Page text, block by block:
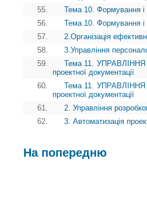
55.
Тема 10. Формування і
56.
Тема 10. Формування і
57.
2.Організація
58.
3.Управління
59.
Тема 11.
проектної документації
60.
Тема 11.
проектної документації
61.
2. Управління
62.
3. Автоматизація
На попередню